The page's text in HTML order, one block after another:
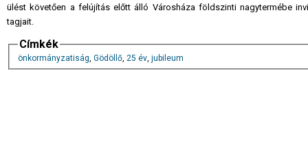
ülést követően a felújítás előtt álló Városháza földszinti nagytermébe
tagjait.
Címkék
önkormányzatiság, Gödöllő, 25 év, jubileum